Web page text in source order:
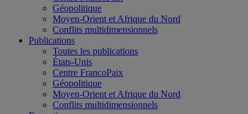
Géopolitique
Moyen-Orient et Afrique du Nord
Conflits multidimensionnels
Publications
Toutes les publications
États-Unis
Centre FrancoPaix
Géopolitique
Moyen-Orient et Afrique du Nord
Conflits multidimensionnels